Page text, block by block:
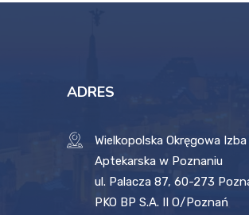
ADRES
Wielkopolska Okręgowa Izba
Aptekarska w Poznaniu
ul. Palacza 87, 60-273
PKO BP S.A. II O/Poznań